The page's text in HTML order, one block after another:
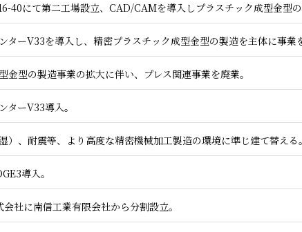
40にて第二工場設立、CAD/CAMを導入しプラスチック成型金型の
ターV33を導入し、精密プラスチック成型金型の製造を主体に事業
金型の製造事業の拡大に伴い、プレス関連事業を廃業。
ターV33導入。
）、耐震等、より高度な精密機械加工製造の環境に準じ建て替える。
導入。
会社に南信工業有限会社から分割設立。